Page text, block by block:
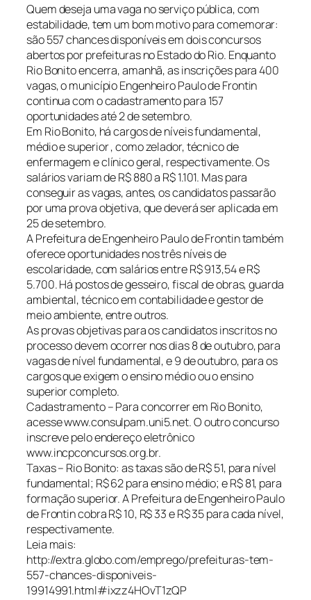
Quem deseja uma vaga no serviço pública, com
estabilidade, tem um bom motivo para comemorar:
são 557 chances disponíveis em dois concursos
abertos por prefeituras no Estado do Rio. Enquanto
Rio Bonito encerra, amanhã, as inscrições para 400
vagas, o município Engenheiro Paulo de Frontin
continua com o cadastramento para 157
oportunidades até 2 de setembro.
Em Rio Bonito, há cargos de níveis fundamental,
médio e superior , como zelador, técnico de
enfermagem e clínico geral, respectivamente. Os
salários variam de R$ 880 a R$ 1.101. Mas para
conseguir as vagas, antes, os candidatos passarão
por uma prova objetiva, que deverá ser aplicada em
25 de setembro.
A Prefeitura de Engenheiro Paulo de Frontin também
oferece oportunidades nos três níveis de
escolaridade, com salários entre R$ 913,54 e R$
5.700. Há postos de gesseiro, fiscal de obras, guarda
ambiental, técnico em contabilidade e gestor de
meio ambiente, entre outros.
As provas objetivas para os candidatos inscritos no
processo devem ocorrer nos dias 8 de outubro, para
vagas de nível fundamental, e 9 de outubro, para os
cargos que exigem o ensino médio ou o ensino
superior completo.
Cadastramento – Para concorrer em Rio Bonito,
acesse www.consulpam.uni5.net. O outro concurso
inscreve pelo endereço eletrônico
www.incpconcursos.org.br.
Taxas – Rio Bonito: as taxas são de R$ 51, para nível
fundamental; R$ 62 para ensino médio; e R$ 81, para
formação superior. A Prefeitura de Engenheiro Paulo
de Frontin cobra R$ 10, R$ 33 e R$ 35 para cada nível,
respectivamente.
Leia mais:
http://extra.globo.com/emprego/prefeituras-tem-
557-chances-disponiveis-
19914991.html#ixzz4HOvT1zQP